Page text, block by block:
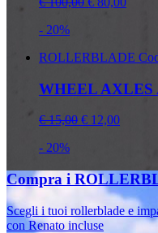
- 20%
ROLLERBLADE
WHEEL AXLES
€ 15,00 € 12,00
- 20%
Compra i
Scegli i tuoi rollerblade e
con Renato incluse